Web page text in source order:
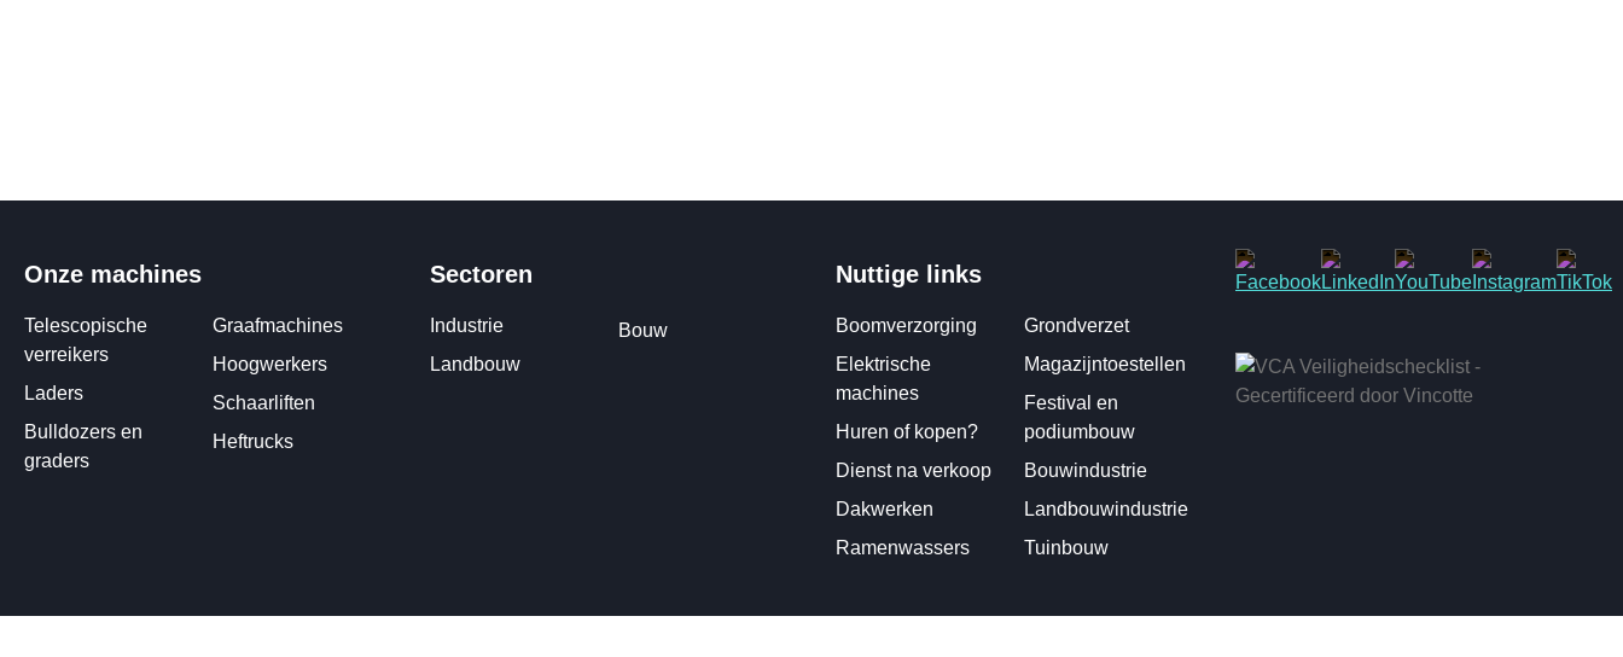
Onze machines
Telescopische
verreikers
Laders
Bulldozers en
graders
Graafmachines
Hoogwerkers
Schaarliften
Heftrucks
Sectoren
Industrie
Landbouw
Bouw
Nuttige links
Boomverzorging
Elektrische
machines
Huren of kopen?
Dienst na verkoop
Dakwerken
Ramenwassers
Grondverzet
Magazijntoestellen
Festival en
podiumbouw
Bouwindustrie
Landbouwindustrie
Tuinbouw